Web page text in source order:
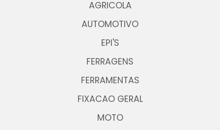
AGRICOLA
AUTOMOTIVO
EPI'S
FERRAGENS
FERRAMENTAS
FIXACAO GERAL
MOTO